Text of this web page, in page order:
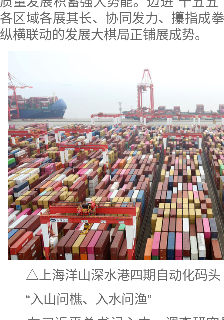
各区域各展其长、协同发力、攥指成
纵横联动的发展大棋局正铺展成势。
△上海洋山深水港四期自动化码头
“入山问樵、入水问渔”